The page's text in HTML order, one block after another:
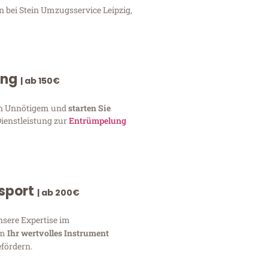
Stein Umzugsservice Leipzig,
| ab 150€
Unnötigem und starten Sie
zurEntrümpelung
| ab 200€
Expertise im
Ihr wertvolles Instrument